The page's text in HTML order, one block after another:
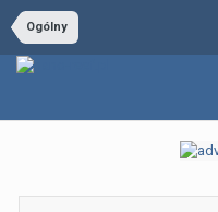
Ogólny